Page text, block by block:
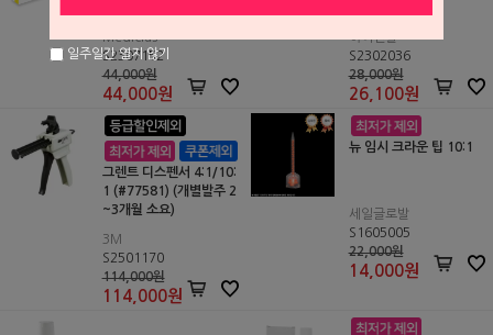
Mediclus
S2307152
44,000원
44,000원
하이덴탈
S2302036
28,000원
26,100원
그렌트 디스펜서 4:1/10:
1 (#77581) (개별발주 2
~3개월 소요)
3M
S2501170
114,000원
114,000원
뉴 임시 크라운 팁 10:1
세일글로발
S1605005
22,000원
14,000원
일주일간 열지 않기